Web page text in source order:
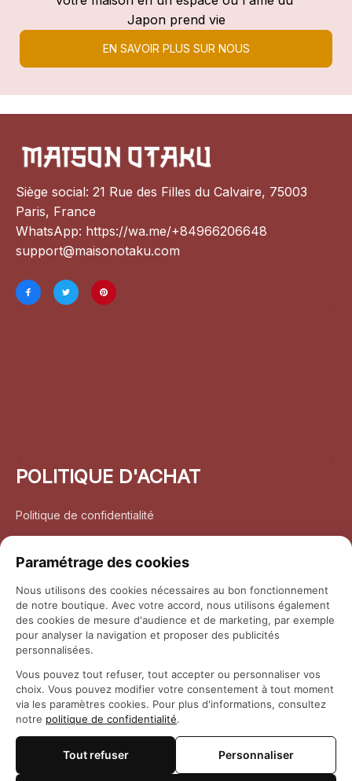
Japon prend vie
EN SAVOIR PLUS SUR NOUS
Siège social: 21 Rue des Filles du Calvaire, 75003
Paris, France
WhatsApp: https://wa.me/+84966206648
support@maisonotaku.com
POLITIQUE D'ACHAT
Politique de confidentialité
Politique de retour et remboursement
Coordonnées
Questions fréquemment posées
© 2026 Maison Otaku
Paramétrage des cookies
Nous utilisons des cookies nécessaires au bon fonctionnement
de notre boutique. Avec votre accord, nous utilisons également
des cookies de mesure d'audience et de marketing, par exemple
pour analyser la navigation et proposer des publicités
personnalisées.
Vous pouvez tout refuser, tout accepter ou personnaliser vos
choix. Vous pouvez modifier votre consentement à tout moment
via les paramètres cookies. Pour plus d'informations, consultez
notre politique de confidentialité.
Tout refuser Personnaliser